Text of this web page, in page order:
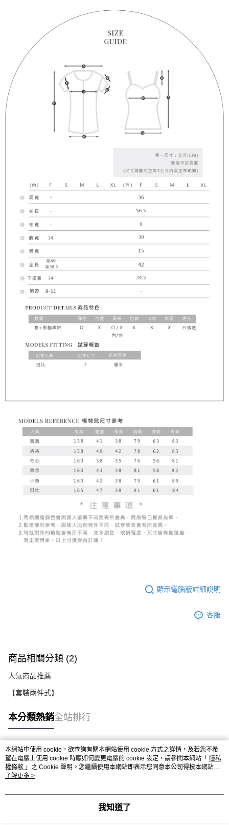
顯示電腦版詳細說明
客服
商品相關分類 (2)
人氣商品推薦
【套裝兩件式】
本分類熱銷全站排行
熱門標籤
本網站中使用 cookie，欲查詢有關本網站使用 cookie 方式之詳情，及若您不希
望在電腦上使用 cookie 時應如何變更電腦的 cookie 設定，請參閱本網站「 隱私
權條款 」之 Cookie 聲明。您繼續使用本網站即表示您同意本公司得按本網站使
用條款之 Cookie 聲明使用 cookie。
了解更多 >
我知道了